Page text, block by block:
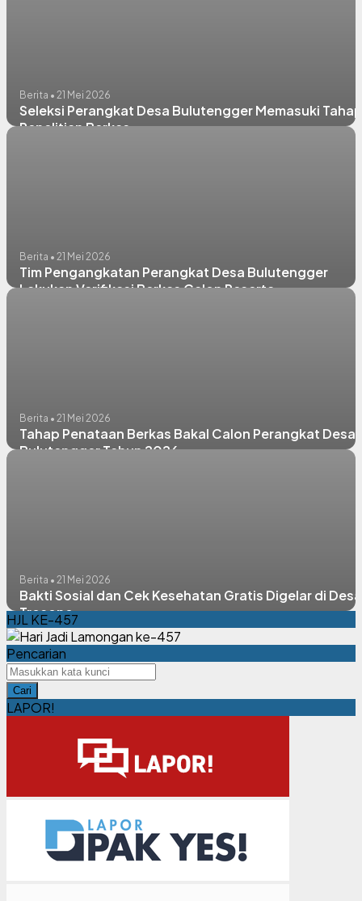
Berita • 21 Mei 2026
Seleksi Perangkat Desa Bulutengger Memasuki Tahap
Penelitian Berkas
Berita • 21 Mei 2026
Tim Pengangkatan Perangkat Desa Bulutengger
Lakukan Verifikasi Berkas Calon Peserta
Berita • 21 Mei 2026
Tahap Penataan Berkas Bakal Calon Perangkat Desa
Bulutengger Tahun 2026
Berita • 21 Mei 2026
Bakti Sosial dan Cek Kesehatan Gratis Digelar di Desa
Trosono
HJL KE-457
Pencarian
Cari
LAPOR!